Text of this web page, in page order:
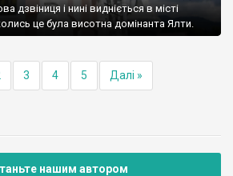
дзвіниця і нині видніється в місті
це була висотна домінанта Ялти.
3 4 5 Далі »
нашим автором